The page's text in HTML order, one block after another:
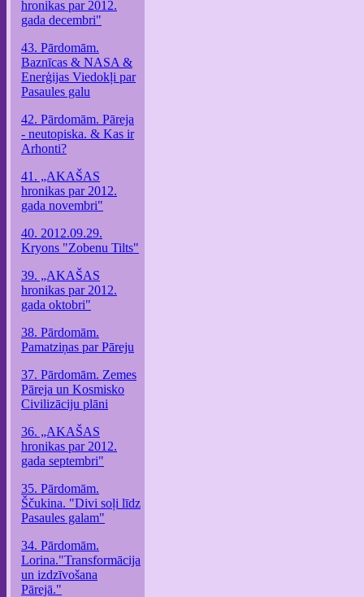
hronikas par 2012.
gada decembri"
43. Pārdomām.
Baznīcas & NASA &
Enerģijas Viedokļi par
Pasaules galu
42. Pārdomām. Pāreja
- neutopiska. & Kas ir
Arhonti?
41. „AKAŠAS
hronikas par 2012.
gada novembri"
40. 2012.09.29.
Kryons "Zobenu Tilts"
39. „AKAŠAS
hronikas par 2012.
gada oktobri"
38. Pārdomām.
Pamatziņas par Pāreju
37. Pārdomām. Zemes
Pāreja un Kosmisko
Civilizāciju plāni
36. „AKAŠAS
hronikas par 2012.
gada septembri"
35. Pārdomām.
Ščukina. "Divi soļi līdz
Pasaules galam"
34. Pārdomām.
Lorina."Transformācija
un izdzīvošana
Pārejā."